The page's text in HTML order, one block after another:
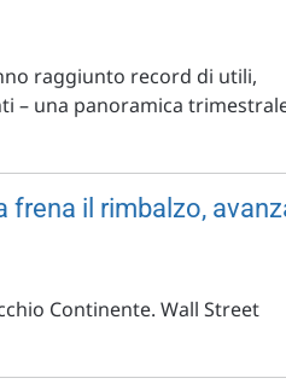
raggiunto record di utili,
– una panoramica
frena il rimbalzo,
Continente. Wall Street